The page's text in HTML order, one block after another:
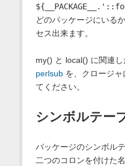
どのパッケージにいる
セス出来ます。
my() と local() に関連
perlsubを、クロージャ
てください。
シンボルテー
パッケージのシンボル
二つのコロンを付けた